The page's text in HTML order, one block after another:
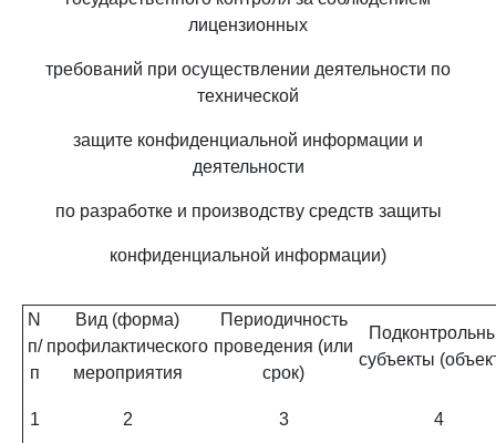
лицензионных
требований при осуществлении деятельности по
технической
защите конфиденциальной информации и
деятельности
по разработке и производству средств защиты
конфиденциальной информации)
N
п/
п
Вид (форма)
профилактического
мероприятия
Периодичность
проведения (или
срок)
субъекты
1 2 3 4